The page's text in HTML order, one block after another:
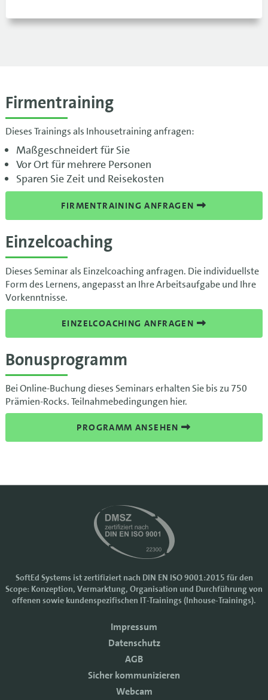
Firmentraining
Dieses Trainings als Inhousetraining anfragen:
Maßgeschneidert für Sie
Vor Ort für mehrere Personen
Sparen Sie Zeit und Reisekosten
FIRMENTRAINING ANFRAGEN
Einzelcoaching
Dieses Seminar als Einzelcoaching anfragen. Die individuellste
Form des Lernens, angepasst an Ihre Arbeitsaufgabe und Ihre
Vorkenntnisse.
EINZELCOACHING ANFRAGEN
Bonusprogramm
Bei Online-Buchung dieses Seminars erhalten Sie bis zu 750
Prämien-Rocks. Teilnahmebedingungen hier.
PROGRAMM ANSEHEN
SoftEd Systems ist zertifiziert nach DIN EN ISO 9001:2015 für den
Scope: Konzeption, Vermarktung, Organisation und Durchführung von
offenen sowie kundenspezifischen IT-Trainings (Inhouse-Trainings).
Impressum
Datenschutz
AGB
Sicher kommunizieren
Webcam
Cookie-Einstellungen
verbessern. Manche Cookies sind notwendig, damit unsere Website
funktioniert. Mit anderen Cookies können wir die Zugriffe auf die
Mit einem Klick auf "Zustimmen" akzeptieren sie diese Verarbeitung
und auch die Weitergabe Ihrer Daten an Drittanbieter. Die Daten
Datenverarbeitung durch Drittanbieter, finden Sie in unseren